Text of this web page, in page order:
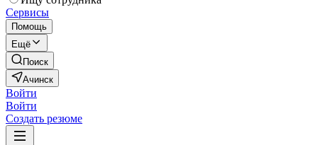
Сервисы
Помощь
Ещё
Поиск
Ачинск
Войти
Войти
Создать резюме